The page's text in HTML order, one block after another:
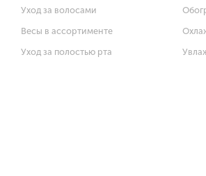
Уход за волосами
Весы в ассортименте
Уход за полостью рта